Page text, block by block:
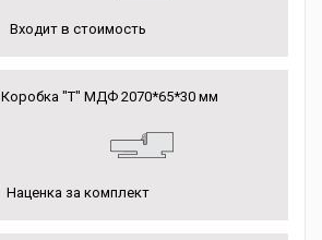
Входит в стоимость
Коробка "Т" МДФ 2070*65*30 мм
Наценка за комплект